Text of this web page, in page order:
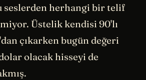
seslerden herhangi bir telif
Üstelik kendisi 90'lı
çıkarken bugün değeri
olacak hisseyi de